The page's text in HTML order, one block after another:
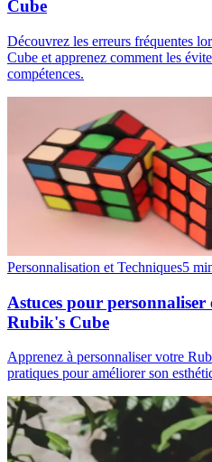
Cube
Découvrez les erreurs fréquentes
Cube et apprenez comment les
compétences.
Personnalisation et Techniques5
Astuces pour
Rubik's Cube
Apprenez à personnaliser votre
pratiques pour améliorer son